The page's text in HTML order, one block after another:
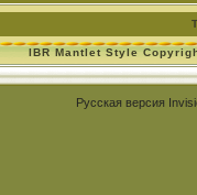
IBR Mantlet Style
Русская версия